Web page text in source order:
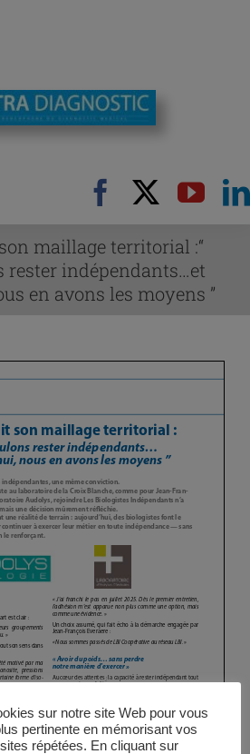
maillage territorial :“
rester indépendants…et
en avons les moyens ”
sur notre site Web pour vous
pertinente en mémorisant vos
répétées. En cliquant sur